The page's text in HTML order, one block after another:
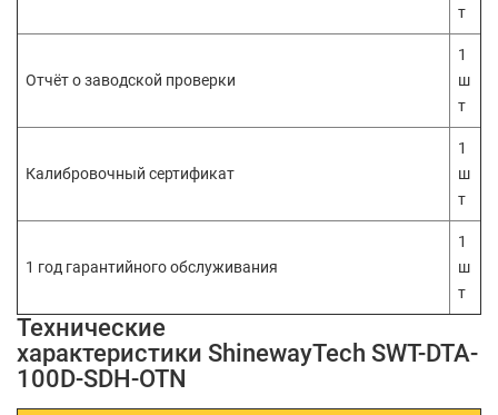
т
Отчёт о заводской проверки
1
ш
т
Калибровочный сертификат
1
ш
т
1 год гарантийного обслуживания
1
ш
т
Технические
характеристики ShinewayTech SWT-DTA-
100D-SDH-OTN